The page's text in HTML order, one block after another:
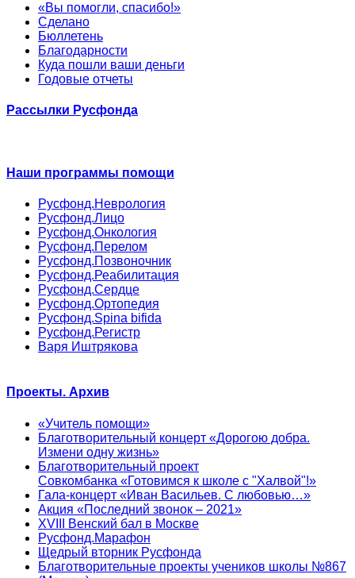
«Вы помогли, спасибо!»
Сделано
Бюллетень
Благодарности
Куда пошли ваши деньги
Годовые отчеты
Рассылки Русфонда
Наши программы помощи
Русфонд.Неврология
Русфонд.Лицо
Русфонд.Онкология
Русфонд.Перелом
Русфонд.Позвоночник
Русфонд.Реабилитация
Русфонд.Сердце
Русфонд.Ортопедия
Русфонд.Spina bifida
Русфонд.Регистр
Варя Иштрякова
Проекты. Архив
«Учитель помощи»
Благотворительный концерт «Дорогою добра.
Измени одну жизнь»
Благотворительный проект
Совкомбанка «Готовимся к школе с "Халвой"!»
Гала-концерт «Иван Васильев. С любовью…»
Акция «Последний звонок – 2021»
XVIII Венский бал в Москве
Русфонд.Марафон
Щедрый вторник Русфонда
Благотворительные проекты учеников школы №867